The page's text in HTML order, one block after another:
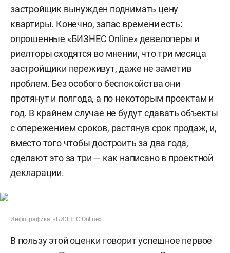
застройщик вынужден поднимать цену
квартиры. Конечно, запас времени есть:
опрошенные «БИЗНЕС Online» девелоперы и
риелторы сходятся во мнении, что три месяца
застройщики переживут, даже не заметив
проблем. Без особого беспокойства они
протянут и полгода, а по некоторым проектам и
год. В крайнем случае не будут сдавать объекты
с опережением сроков, растянув срок продаж, и,
вместо того чтобы достроить за два года,
сделают это за три — как написано в проектной
декларации.
Инфографика: «БИЗНЕС Online»
В пользу этой оценки говорит успешное первое